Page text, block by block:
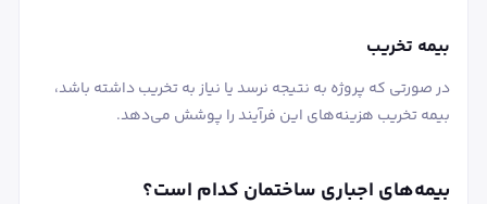
بیمه تخریب
در صورتی که پروژه به نتیجه نرسد یا نیاز به تخریب داشته باشد،
بیمه تخریب هزینه‌های این فرآیند را پوشش می‌دهد.
بیمه‌های اجباری ساختمان کدام است؟